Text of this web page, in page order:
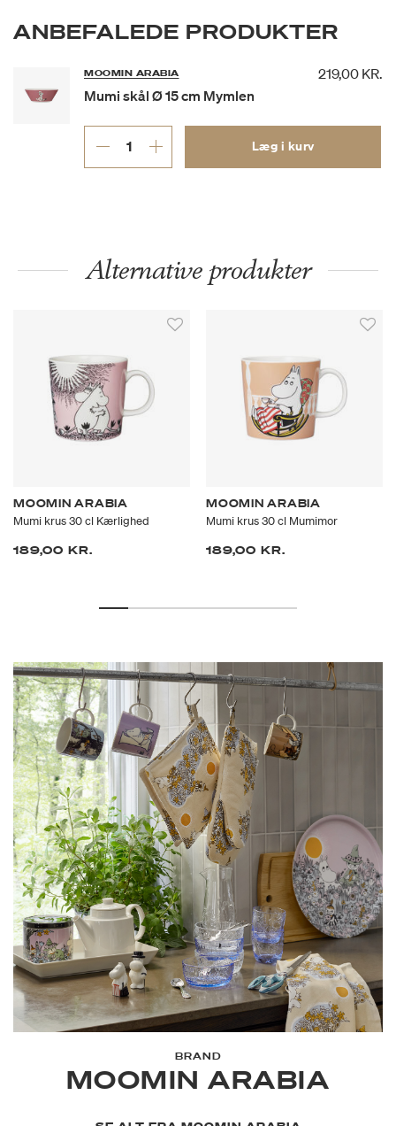
ANBEFALEDE PRODUKTER
MOOMIN ARABIA
Mumi skål Ø 15 cm Mymlen
219,00 KR.
Læg i kurv
Alternative produkter
MOOMIN ARABIA
Mumi krus 30 cl Kærlighed
189,00 KR.
MOOMIN ARABIA
Mumi krus 30 cl Mumimor
189,00 KR.
BRAND
MOOMIN ARABIA